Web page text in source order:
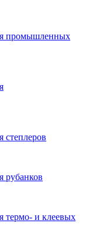
промышленных
степлеров
рубанков
термо- и клеевых